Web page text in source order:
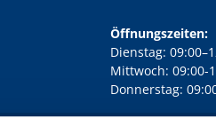
Öffnungszeiten:
Dienstag:
Mittwoch: 09:00-
Donnerstag: